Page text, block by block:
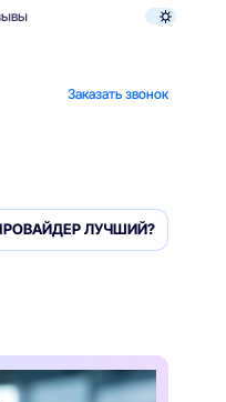
Заказать звонок
ЛУЧШИЙ?